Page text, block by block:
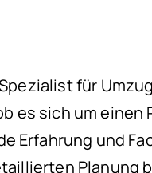
für
sich um
Erfahrung und